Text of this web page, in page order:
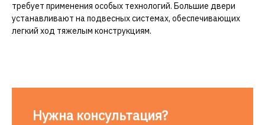
требует применения особых технологий. Большие двери
устанавливают на подвесных системах, обеспечивающих
легкий ход тяжелым конструкциям.
Нужна консультация?